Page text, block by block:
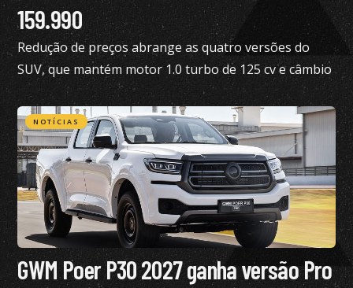
159.990
Redução de preços abrange as quatro versões do
SUV, que mantém motor 1.0 turbo de 125 cv e câmbio
de dupla embreagem
NOTÍCIAS
GWM Poer P30 2027 ganha versão Pro